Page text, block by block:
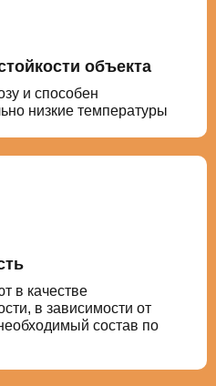
объекта
и способен
низкие температуры
в качестве
в зависимости от
состав по